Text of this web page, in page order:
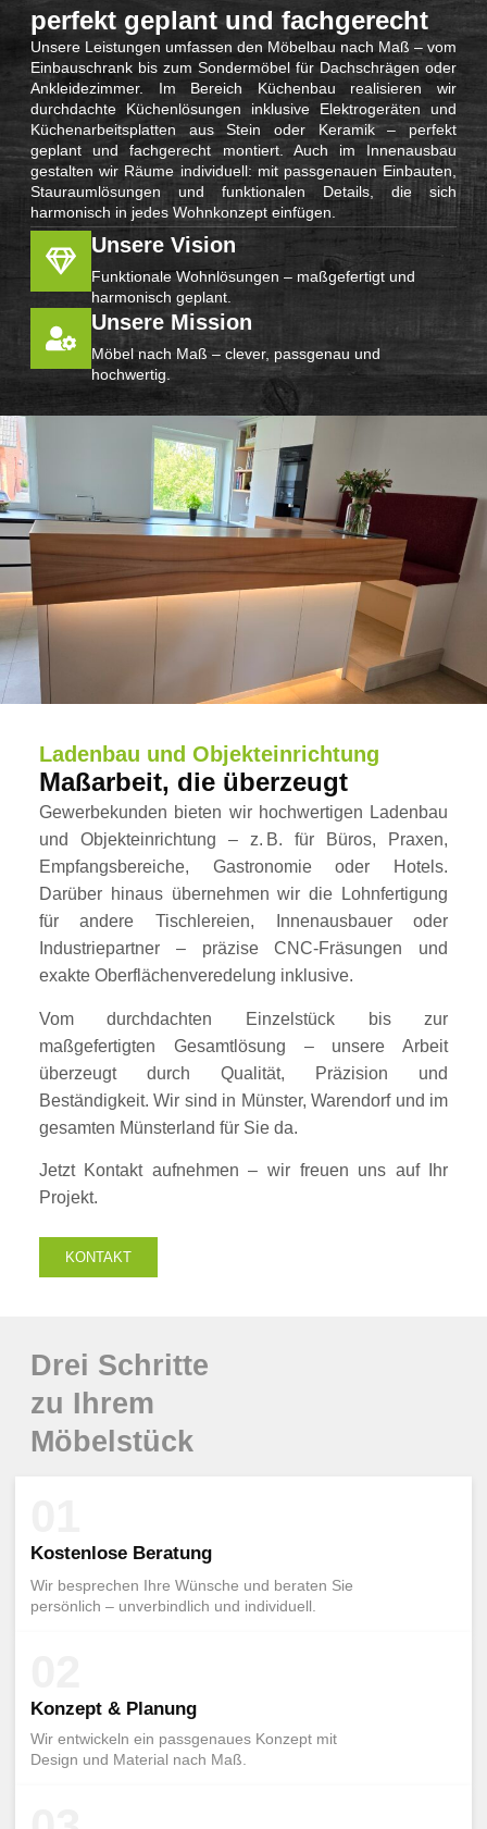
perfekt geplant und fachgerecht
Unsere Leistungen umfassen den Möbelbau nach Maß – vom
Einbauschrank bis zum Sondermöbel für Dachschrägen oder
Ankleidezimmer. Im Bereich Küchenbau realisieren wir
durchdachte Küchenlösungen inklusive Elektrogeräten und
Küchenarbeitsplatten aus Stein oder Keramik – perfekt
geplant und fachgerecht montiert. Auch im Innenausbau
gestalten wir Räume individuell: mit passgenauen Einbauten,
Stauraumlösungen und funktionalen Details, die sich
harmonisch in jedes Wohnkonzept einfügen.
Unsere Vision
Funktionale Wohnlösungen – maßgefertigt und
harmonisch geplant.
Unsere Mission
Möbel nach Maß – clever, passgenau und
hochwertig.
Ladenbau und Objekteinrichtung
Maßarbeit, die überzeugt
Gewerbekunden bieten wir hochwertigen Ladenbau
und Objekteinrichtung – z. B. für Büros, Praxen,
Empfangsbereiche, Gastronomie oder Hotels.
Darüber hinaus übernehmen wir die Lohnfertigung
für andere Tischlereien, Innenausbauer oder
Industriepartner – präzise CNC-Fräsungen und
exakte Oberflächenveredelung inklusive.
Vom durchdachten Einzelstück bis zur
maßgefertigten Gesamtlösung – unsere Arbeit
überzeugt durch Qualität, Präzision und
Beständigkeit. Wir sind in Münster, Warendorf und im
gesamten Münsterland für Sie da.
Jetzt Kontakt aufnehmen – wir freuen uns auf Ihr
Projekt.
KONTAKT
Drei Schritte
zu Ihrem
Möbelstück
Kostenlose Beratung
Wir besprechen Ihre Wünsche und beraten Sie
persönlich – unverbindlich und individuell.
Konzept & Planung
Wir entwickeln ein passgenaues Konzept mit
Design und Material nach Maß.